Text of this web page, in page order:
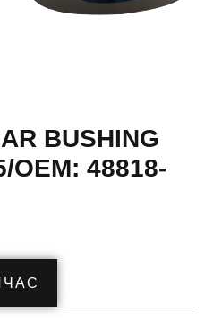
BUSHING
OEM: 48818-